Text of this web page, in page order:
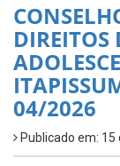
DIREITOS
04/2026
Publicado em: 15